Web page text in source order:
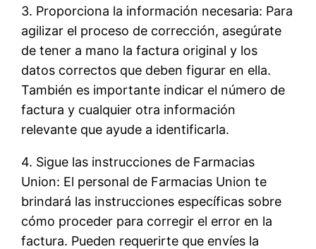
3. Proporciona la información necesaria: Para
agilizar el proceso de corrección, asegúrate
de tener a mano la factura original y los
datos correctos que deben figurar en ella.
También es importante indicar el número de
factura y cualquier otra información
relevante que ayude a identificarla.
4. Sigue las instrucciones de Farmacias
Union: El personal de Farmacias Union te
brindará las instrucciones específicas sobre
cómo proceder para corregir el error en la
factura. Pueden requerirte que envíes la